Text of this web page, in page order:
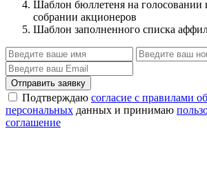
Шаблон бюллетеня на голосовании
собрании акционеров
Шаблон заполненного списка
Отправить заявку
Подтверждаю согласие с правилами
персональных данных и принимаю
соглашение